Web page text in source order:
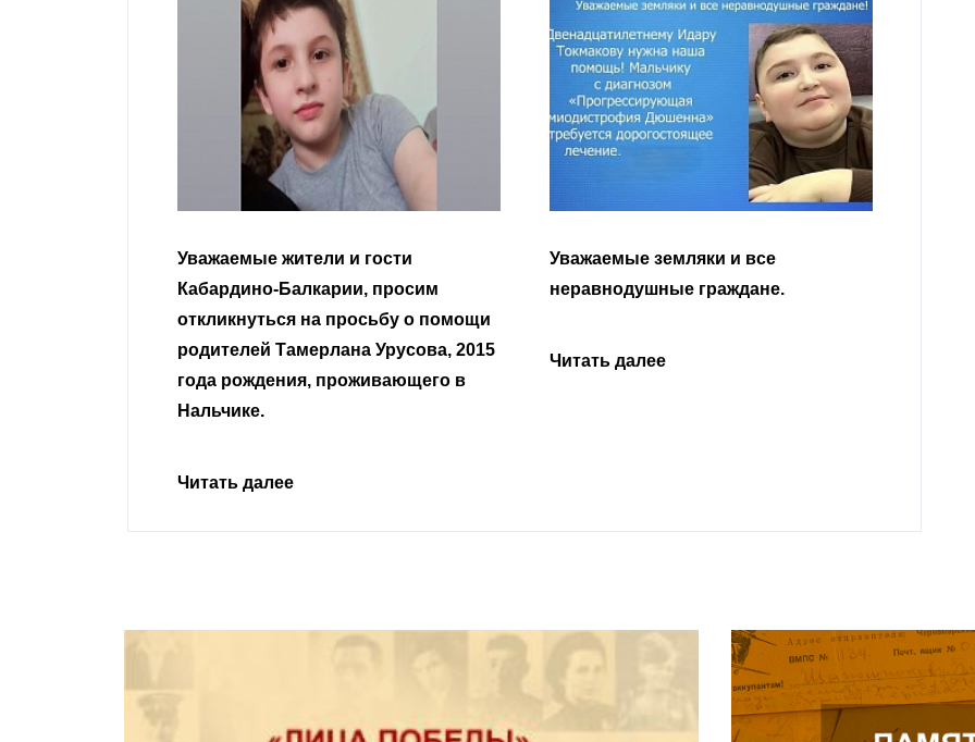
Уважаемые земляки и все
неравнодушные граждане.
Читать далее
Читать далее